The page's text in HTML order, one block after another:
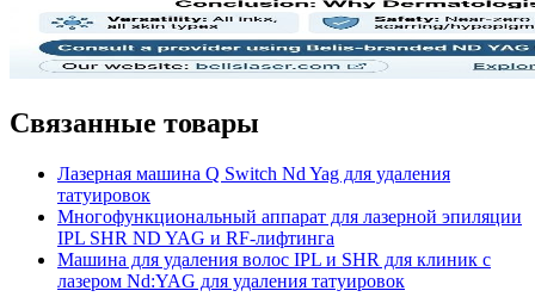
Связанные товары
Лазерная машина Q Switch Nd Yag для удаления
татуировок
Многофункциональный аппарат для лазерной эпиляции
IPL SHR ND YAG и RF-лифтинга
Машина для удаления волос IPL и SHR для клиник с
лазером Nd:YAG для удаления татуировок